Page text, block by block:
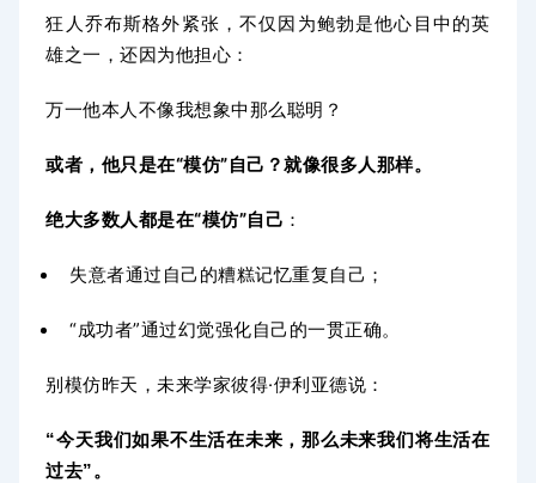
狂人乔布斯格外紧张，不仅因为鲍勃是他心目中的英
雄之一，还因为他担心：
万一他本人不像我想象中那么聪明？
或者，他只是在“模仿”自己？就像很多人那样。
绝大多数人都是在“模仿”自己 ：
失意者通过自己的糟糕记忆重复自己；
“成功者”通过幻觉强化自己的一贯正确。
别模仿昨天，未来学家彼得·伊利亚德说：
“今天我们如果不生活在未来，那么未来我们将生活在
过去”。